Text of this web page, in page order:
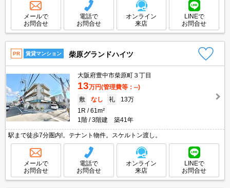
ック付き。インターネット無料。フリーレント3ヶ月。
メールで
お問合せ
電話で
お問合せ
オンライン
来店
LINEで
お問合せ
PR 賃貸マンション 柴原グランドハイツ
大阪府豊中市柴原町３丁目
13万円(管理費等：--)
敷
なし 礼
13万
1R
61m²
1階
3階建 築41年
駅まで徒歩7分圏内!。テナント物件。スケルトン渡し。
メールで
お問合せ
電話で
お問合せ
オンライン
来店
LINEで
お問合せ